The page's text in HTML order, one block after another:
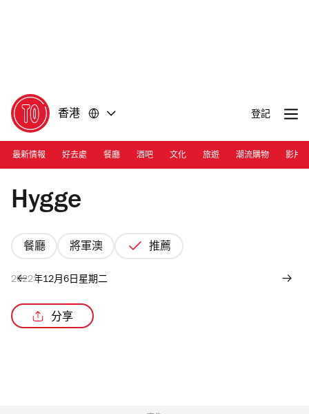
香港 登記
最新情報 好去處 餐廳 酒吧 文化 旅遊 潮流購物 影片
Photograph: Joshua Lin
Hygge
餐廳 將軍澳 推薦
2022年12月6日星期二
分享